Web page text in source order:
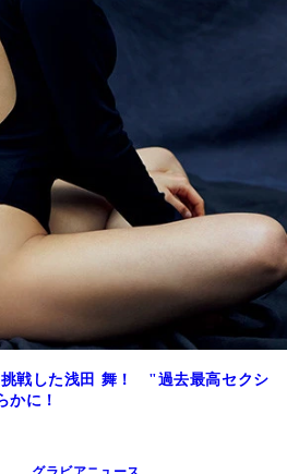
挑戦した浅田 舞！ "過去最高セクシ
かに！